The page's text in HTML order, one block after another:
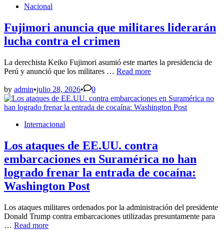
el
caso
PostedNacional
Fujimori anuncia que militares liderarán
lucha contra el crimen
La derechista Keiko Fujimori asumió este martes la presidencia de
Perú y anunció que los militares … Fujimori
militares
liderarán
crimen
Read more
by admin•julio 28, 2026• 0
PostedInternacional
Los ataques de EE.UU. contra
embarcaciones en Suramérica no han
logrado frenar la entrada de cocaína:
Washington Post
Los ataques militares ordenados por la administración del presidente
Donald Trump contra embarcaciones utilizadas presuntamente para
… Los
Read more